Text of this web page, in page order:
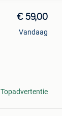
€ 59,00
Vandaag
Topadvertentie